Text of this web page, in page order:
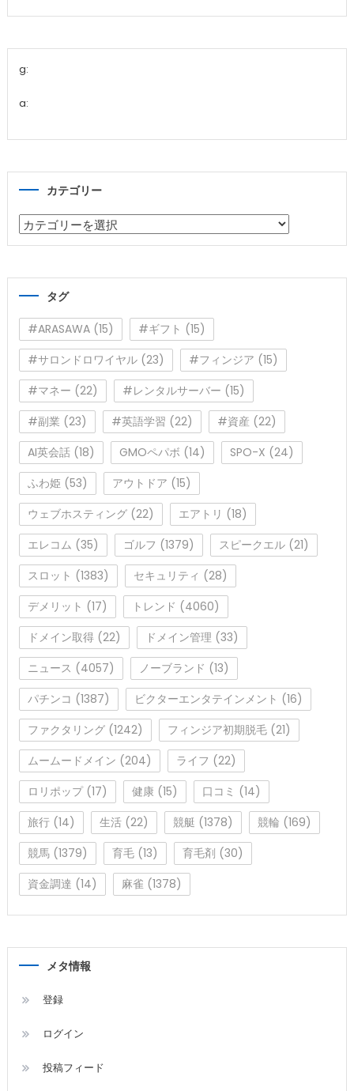
g:
a:
カテゴリー
カ
テ
タグ
#ARASAWA(15) #ギフト (15)
#サロンドロワイヤル(23) #フィンジア (15)
#マネー (22) #レンタルサーバー (15)
#副業 (23) #英語学習 (22) #資産 (22)
AI英会話(18) GMOペパボ (14) SPO-X (24)
ふわ姫 (53) アウトドア (15)
ウェブホスティング(22) エアトリ (18)
エレコム (35) ゴルフ (1379) スピークエル(21)
スロット (1383) セキュリティ (28)
デメリット (17) トレンド (4060)
ドメイン取得(22) ドメイン管理 (33)
ニュース (4057) ノーブランド (13)
パチンコ (1387) ビクターエンタテインメント (16)
ファクタリング(1242) フィンジア初期脱毛(21)
ムームードメイン (204) ライフ (22)
ロリポップ(17) 健康(15) 口コミ (14)
旅行(14) 生活(22) 競艇 (1378) 競輪 (169)
競馬(1379) 育毛(13) 育毛剤 (30)
資金調達 (14) 麻雀 (1378)
メタ情報
登録
ログイン
投稿フィード